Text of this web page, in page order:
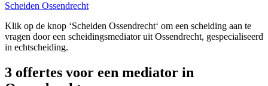
Scheiden Ossendrecht
Klik op de knop ‘Scheiden Ossendrecht‘ om een scheiding aan te
vragen door een scheidingsmediator uit Ossendrecht, gespecialiseerd
in echtscheiding.
3 offertes voor een mediator in